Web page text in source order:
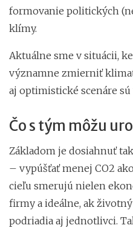
formovanie politických
klímy.
Aktuálne sme v situácii,
významne zmierniť
aj optimistické scenáre
Čo s tým môžu
Základom je dosiahnuť
– vypúšťať menej CO2
cieľu smerujú nielen
firmy a ideálne, ak
podriadia aj jednotlivci.